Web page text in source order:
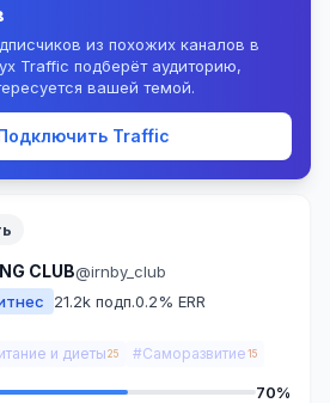
из похожих каналов в
Traffic подберёт аудиторию,
вашей темой.
Traffic
CLUB@irnby_club
21.2k подп.0.2% ERR
и диеты 25 #Саморазвитие 15
70%